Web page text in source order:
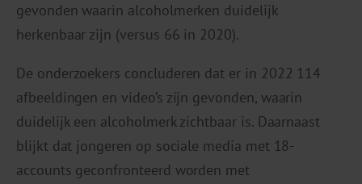
gevonden waarin alcoholmerken duidelijk
herkenbaar zijn (versus 66 in 2020).
De onderzoekers concluderen dat er in 2022 114
afbeeldingen en video’s zijn gevonden, waarin
duidelijk een alcoholmerk zichtbaar is. Daarnaast
blijkt dat jongeren op sociale media met 18-
accounts geconfronteerd worden met